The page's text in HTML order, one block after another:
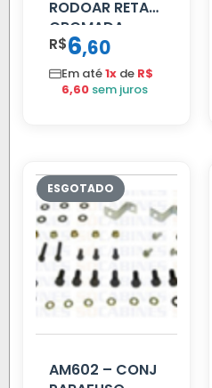
RODOAR RETA
CROMADA
R$6,60
Em até1x de R$
6,60 sem juros
AM602 – CONJ